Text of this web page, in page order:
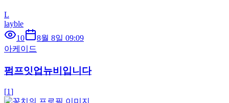
L
layble
10
8월 8일 09:09
아케이드
펌프잇업뉴비입니다
[1]